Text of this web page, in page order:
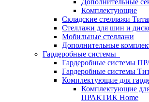
Дополнительные
Комплектующие
Складские стеллажи
Стеллажи для шин и
Мобильные стеллажи
Дополнительные
Гардеробные системы
Гардеробные системы
Гардеробные системы
Комплектующие для
Комплектующие
ПРАКТИК Home